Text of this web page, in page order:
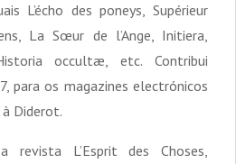
L’écho des poneys, Supérieur
La Sœur de l’Ange, Initiera,
occultæ, etc. Contribui
para os magazines electrónicos
Diderot.
revista L’Esprit des Choses,